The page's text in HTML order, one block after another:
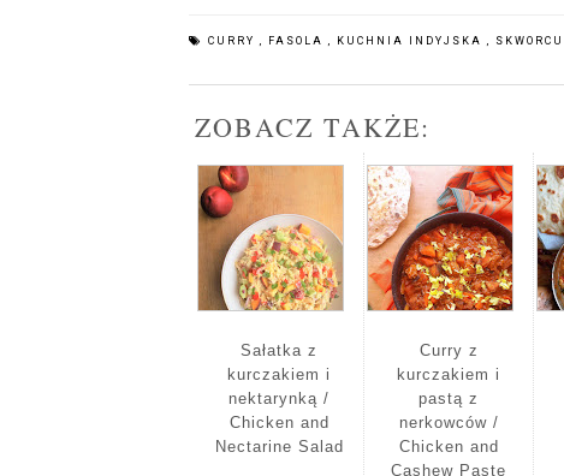
CURRY FASOLA KUCHNIA INDYJSKA SKWORCU
ZOBACZ TAKŻE:
Sałatka z
kurczakiem i
nektarynką /
Chicken and
Nectarine Salad
Curry z
kurczakiem i
pastą z
nerkowców /
Chicken and
Cashew Paste